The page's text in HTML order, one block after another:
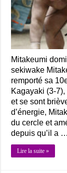
Mitakeumi
sekiwake
remporté sa
Kagayaki (3-
et se sont
d’énergie,
du cercle et
depuis qu’il a …
Lire la suite »